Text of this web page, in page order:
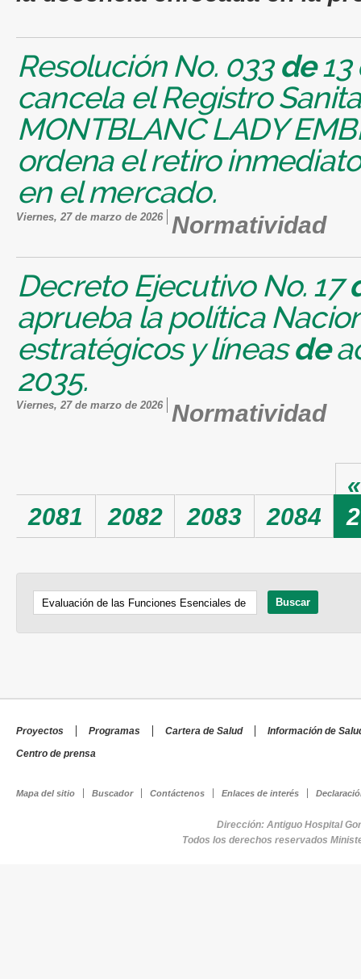
Resolución No. 033 de13
cancela el Registro
MONTBLANC LADY
ordena el retiro
en el mercado.
viernes, 27 de marzo de 2026 Normatividad
Decreto Ejecutivo No. 17
aprueba la política
estratégicos y líneasde
2035.
viernes, 27 de marzo de 2026 Normatividad
«
2081
2082 2083 2084
Proyectos Programas Cartera de Salud
Información de
Centro de prensa
Mapa del sitio Buscador Contáctenos Enlaces de interés
Dirección: Antiguo Hospital
Todos los derechos reservados